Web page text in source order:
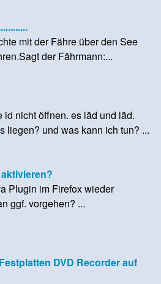
mit der Fähre über den See
der Fährmann:...
id nicht öffnen. es läd und läd.
liegen? und was kann ich tun? ...
Plugin im Firefox wieder
ggf. vorgehen? ...
DVD Recorder auf